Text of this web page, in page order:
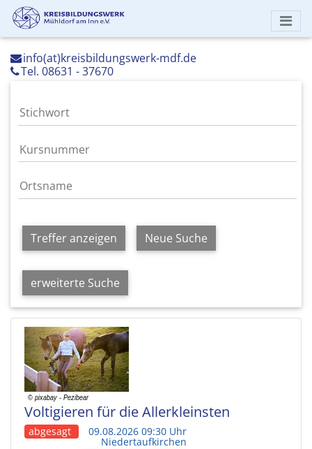
info(at)kreisbildungswerk-mdf.de
Tel. 08631 - 37670
Treffer anzeigen Neue Suche
erweiterte Suche
Voltigieren für die Allerkleinsten
abgesagt 09.08.2026 09:30 Uhr
Niedertaufkirchen